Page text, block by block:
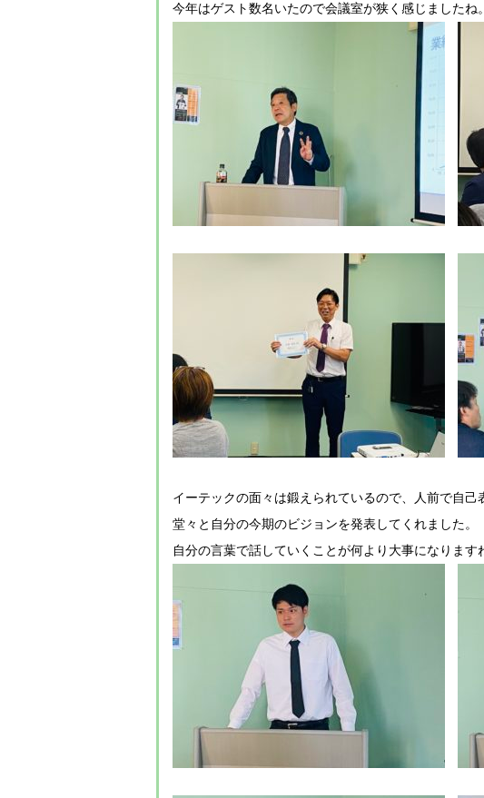
今年はゲスト数名いたので会議室が狭く感じましたね。
イーテックの面々は鍛えられているので、人前で自己
堂々と自分の今期のビジョンを発表してくれました。
自分の言葉で話していくことが何より大事になります